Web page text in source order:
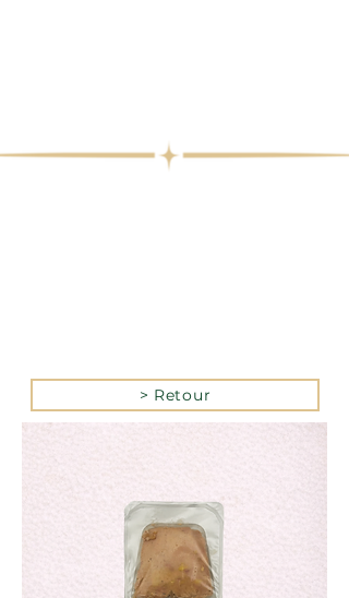
> Retour